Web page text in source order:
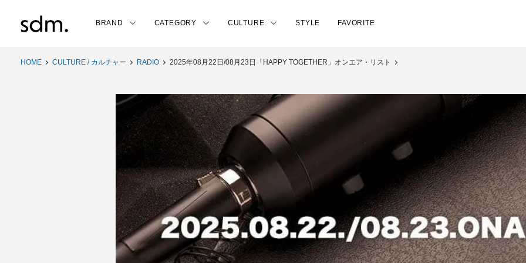
BRAND CATEGORY CULTURE STYLE FAVORITE
HOME CULTURE / カルチャー RADIO 2025年08月22日/08月23日「HAPPY TOGETHER」オンエア・リスト